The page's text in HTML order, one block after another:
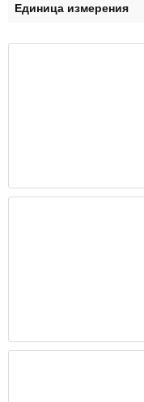
Единица измерения